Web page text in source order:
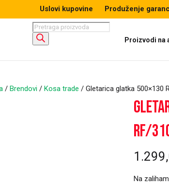
Uslovi kupovine Produženje
Products
search
Proizvodi na
/ Brendovi/ Kosa trade / Gletarica glatka 500×130
RF/
Na